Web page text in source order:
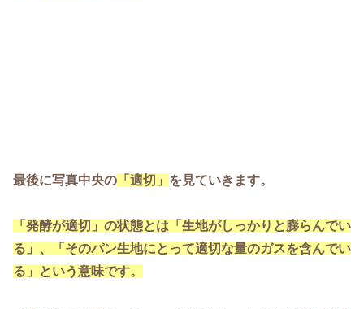
最後に写真中央の 「適切」 を見ていきます。
「発酵が適切」の状態とは「生地がしっかりと膨らんでい
る」、「そのパン生地にとって適切な量のガスを含んでい
る」という意味です。